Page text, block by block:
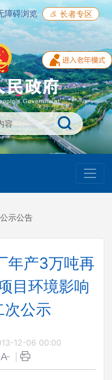
障碍浏览 长者专区
公示公告
年产3万吨再
目环境影响
次公示
12-06 00:00